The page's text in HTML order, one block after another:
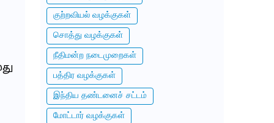
குற்றவியல் வழக்குகள்
சொத்து வழக்குகள்
நீதிமன்ற நடைமுறைகள்
பத்திர வழக்குகள்
இந்திய தண்டனைச் சட்டம்
மோட்டார் வழக்குகள்